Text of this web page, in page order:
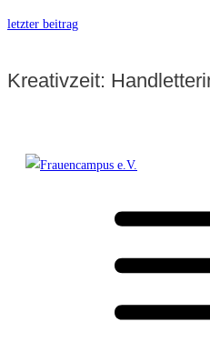
letzter beitrag
Kreativzeit: